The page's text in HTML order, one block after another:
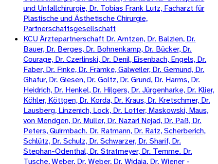
und Unfallchirurgie, Dr. Tobias Frank Lutz, Facharzt für
Plastische und Ästhetische Chirurgie,
Partnerschaftsgesellschaft
KCU Ärztepartnerschaft Dr. Arntzen, Dr. Balzien, Dr.
Bauer, Dr. Berges, Dr. Bohnenkamp, Dr. Bücker, Dr.
Courage, Dr. Czerlinski, Dr. Denil, Eisenbach, Engels, Dr.
Faber, Dr. Finke, Dr. Främke, Gälweiler, Dr. Gemünd, Dr.
Ghafur, Dr. Giesen, Dr. Goltz, Dr. Grund, Dr. Harms, Dr.
Heidrich, Dr. Henkel, Dr. Hilgers, Dr. Jürgenharke, Dr. Klier,
Köhler, Köttgen, Dr. Korda, Dr. Kraus, Dr. Kretschmer, Dr.
Lausberg, Linzenich, Lock, Dr. Lotter, Maskowski, Maus,
von Mendgen, Dr. Müller, Dr. Nazari Nejad, Dr. Paß, Dr.
Peters, Quirmbach. Dr. Ratmann, Dr. Ratz, Scherberich,
Schlütz, Dr. Schulz, Dr. Schwarzer, Dr. Sharif, Dr.
Stephan-Odenthal, Dr. Stratmeyer, Dr. Temme. Dr.
Tusche, Weber, Dr. Weber, Dr. Widaja, Dr. Wiener -